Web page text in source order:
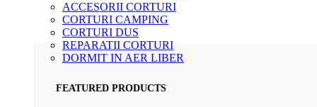
ACCESORII CORTURI
CORTURI CAMPING
CORTURI DUS
REPARATII CORTURI
DORMIT IN AER LIBER
FEATURED PRODUCTS